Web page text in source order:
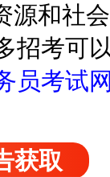
和社会
招考可
员考试
获取